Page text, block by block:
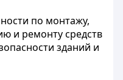
по монтажу,
и ремонту средств
зданий и